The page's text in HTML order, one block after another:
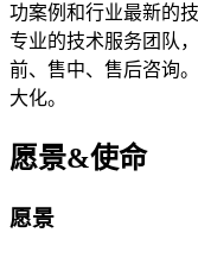
功案例和行业最新的
专业的技术服务团队
前、售中、售后咨询
大化。
愿景&使命
愿景